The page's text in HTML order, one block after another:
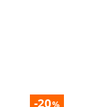
-20%